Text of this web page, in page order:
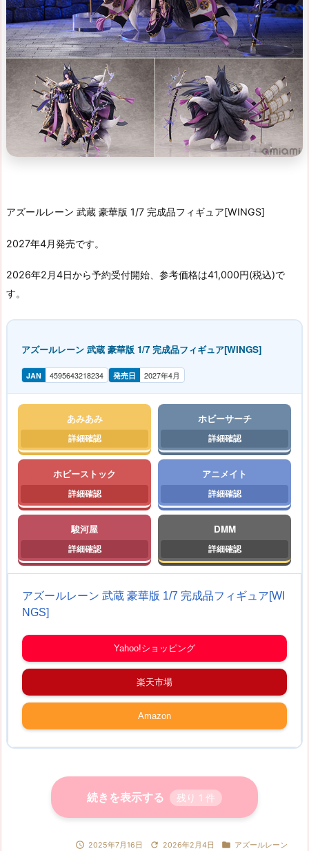
アズールレーン 武蔵 豪華版 1/7 完成品フィギュア[WINGS]
2027年4月発売です。
2026年2月4日から予約受付開始、参考価格は41,000円(税込)で
す。
アズールレーン 武蔵 豪華版 1/7 完成品フィギュア[WINGS]
JAN 4595643218234 発売日 2027年4月
あみあみ ホビーサーチ
ホビーストック アニメイト
駿河屋 DMM
アズールレーン 武蔵 豪華版 1/7 完成品フィギュア[WI
NGS]
Yahoo!ショッピング
楽天市場
Amazon
続きを表示する 残り 1 件
 2025年7月16日  2026年2月4日  アズールレーン